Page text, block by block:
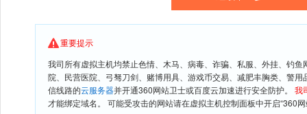
重要提示
我司所有虚拟主机均禁止色情、木马、病毒、诈骗、私服、外挂、钓
院、民营医院、弓驽刀剑、赌博用具、游戏币交易、减肥丰胸类、警
信线路的云服务器并开通360网站卫士或百度云加速进行安全防护。 我
才能绑定域名。 可能受攻击的网站请在虚拟主机控制面板中开启“360